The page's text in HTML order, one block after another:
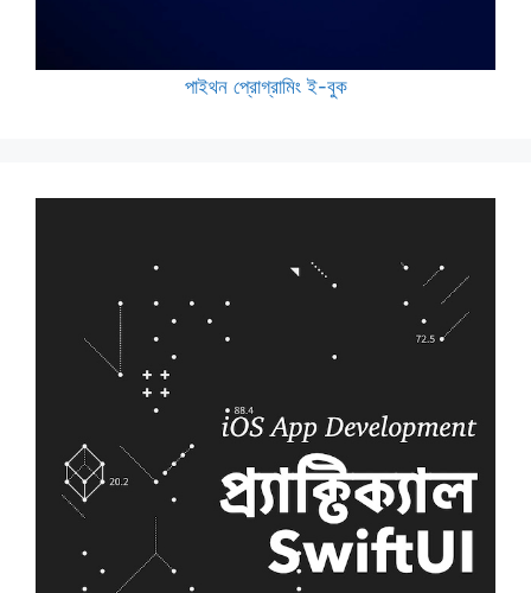
পাইথন প্রোগ্রামিং ই-বুক